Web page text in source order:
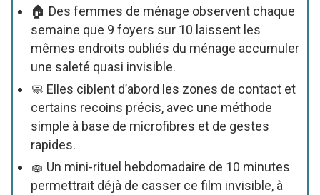
🏠 Des femmes de ménage observent chaque
semaine que 9 foyers sur 10 laissent les
mêmes endroits oubliés du ménage accumuler
une saleté quasi invisible.
🧼 Elles ciblent d’abord les zones de contact et
certains recoins précis, avec une méthode
simple à base de microfibres et de gestes
rapides.
🧽 Un mini-rituel hebdomadaire de 10 minutes
permettrait déjà de casser ce film invisible, à